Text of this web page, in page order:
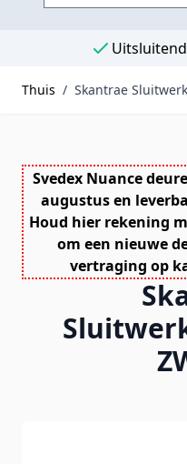
Thuis / Skantrae
Svedex Nuance
augustus en
Houd hier rekening
om een nieuwe
vertraging op